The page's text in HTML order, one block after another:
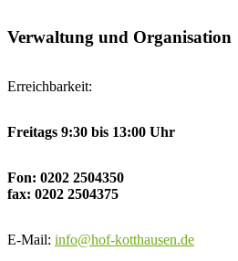
Verwaltung und Organisation
Erreichbarkeit:
Freitags 9:30 bis 13:00 Uhr
Fon: 0202 2504350
fax: 0202 2504375
E-Mail: info@hof-kotthausen.de